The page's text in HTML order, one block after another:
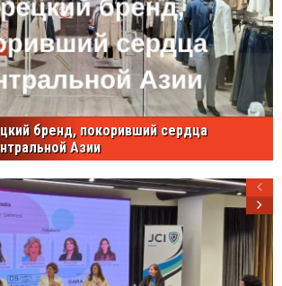
бренд, покоривший сердца
Азии